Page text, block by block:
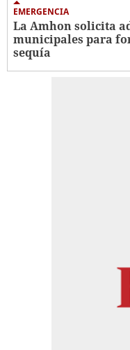
EMERGENCIA
La Amhon solicita
municipales para
sequía